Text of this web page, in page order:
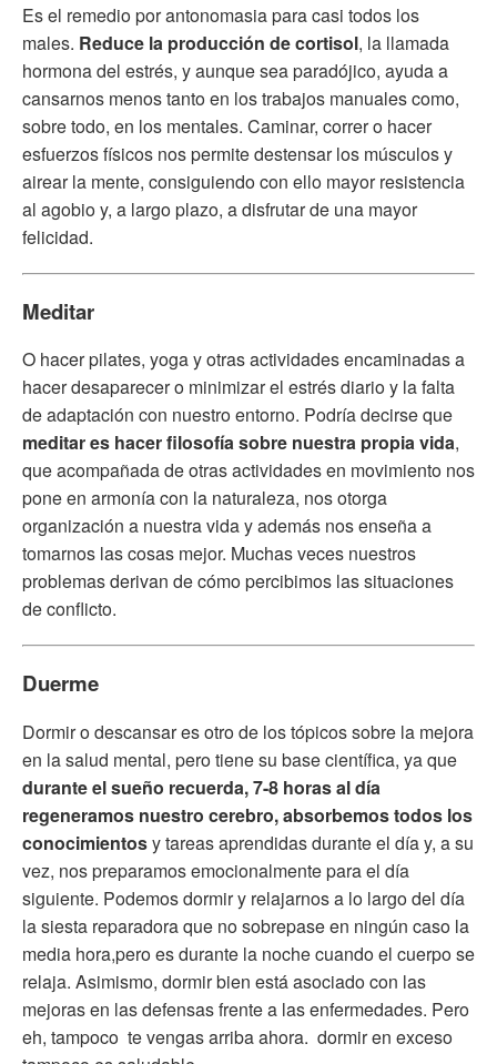
Es el remedio por antonomasia para casi todos los
males. Reduce la producción de cortisol, la llamada
hormona del estrés, y aunque sea paradójico, ayuda a
cansarnos menos tanto en los trabajos manuales como,
sobre todo, en los mentales. Caminar, correr o hacer
esfuerzos físicos nos permite destensar los músculos y
airear la mente, consiguiendo con ello mayor resistencia
al agobio y, a largo plazo, a disfrutar de una mayor
felicidad.
Meditar
O hacer pilates, yoga y otras actividades encaminadas a
hacer desaparecer o minimizar el estrés diario y la falta
de adaptación con nuestro entorno. Podría decirse que
meditar es hacer filosofía sobre nuestra propia vida,
que acompañada de otras actividades en movimiento nos
pone en armonía con la naturaleza, nos otorga
organización a nuestra vida y además nos enseña a
tomarnos las cosas mejor. Muchas veces nuestros
problemas derivan de cómo percibimos las situaciones
de conflicto.
Duerme
Dormir o descansar es otro de los tópicos sobre la mejora
en la salud mental, pero tiene su base científica, ya que
durante el sueño recuerda, 7-8 horas al día
regeneramos nuestro cerebro, absorbemos todos los
conocimientosy tareas aprendidas durante el día y, a su
vez, nos preparamos emocionalmente para el día
siguiente. Podemos dormir y relajarnos a lo largo del día
la siesta reparadora que no sobrepase en ningún caso la
media hora,pero es durante la noche cuando el cuerpo se
relaja. Asimismo, dormir bien está asociado con las
mejoras en las defensas frente a las enfermedades. Pero
eh, tampoco te vengas arriba ahora. dormir en exceso